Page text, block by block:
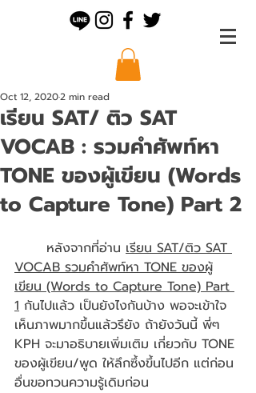
เรียน SAT/ ติว SAT
VOCAB : รวมคำศัพท์หา
TONE ของผู้เขียน (Words
to Capture Tone) Part 2
Oct 12, 20202 min read
	หลังจากที่อ่าน
เรียน SAT/ติว SAT
VOCAB รวมคำศัพท์หา TONE ของผู้
เขียน (Words to Capture Tone) Part
1 กันไปแล้ว เป็นยังไงกันบ้าง พอจะเข้าใจ
เห็นภาพมากขึ้นแล้วรึยัง ถ้ายังวันนี้ พี่ๆ
KPH จะมาอธิบายเพิ่มเติม เกี่ยวกับ TONE
ของผู้เขียน/พูด ให้ลึกซึ้งขึ้นไปอีก แต่ก่อน
อื่นขอทวนความรู้เดิมก่อน